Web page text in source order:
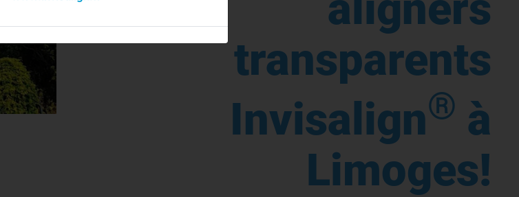
transparents
Invisalign® à
Limoges!